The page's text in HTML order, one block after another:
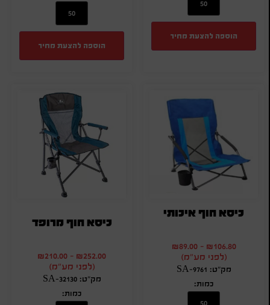
הוספה להצעת מחיר
הוספה להצעת מחיר
כיסא חוף איכותי
₪106.80
-
₪89.00
(לפני מע"מ)
מק"ט: SA-9761
כמות:
כיסא חוף מרופד
₪252.00
-
₪210.00
(לפני מע"מ)
מק"ט: SA-32130
כמות: